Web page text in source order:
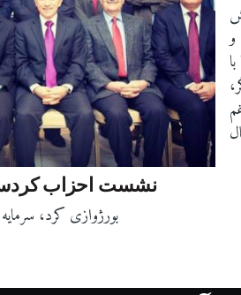
نشست احزاب
بورژوازی کرد،
و